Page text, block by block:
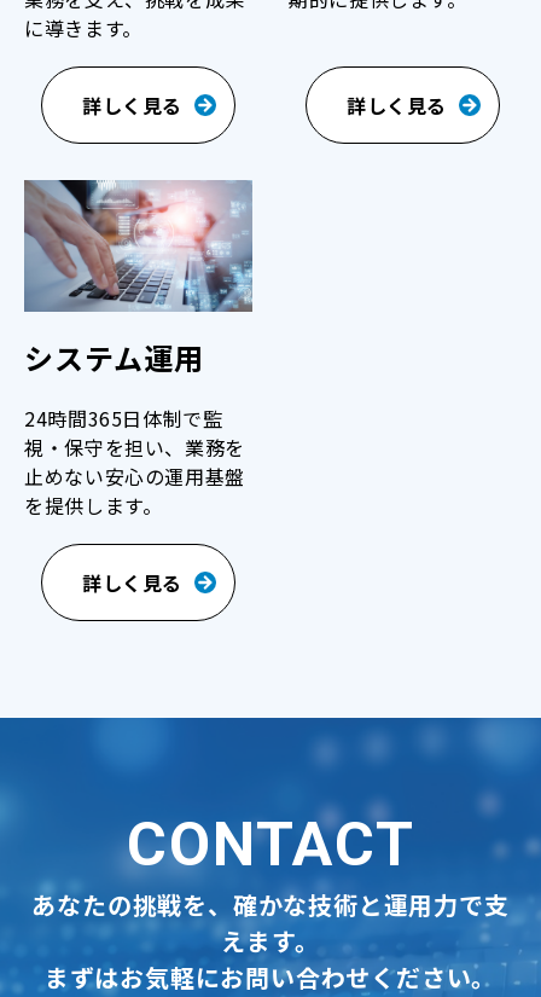
に導きます。
詳しく見る 詳しく見る
システム運用
24時間365日体制で監
視・保守を担い、業務を
止めない安心の運用基盤
を提供します。
詳しく見る
CONTACT
あなたの挑戦を、確かな技術と運用力で支
えます。
まずはお気軽にお問い合わせください。